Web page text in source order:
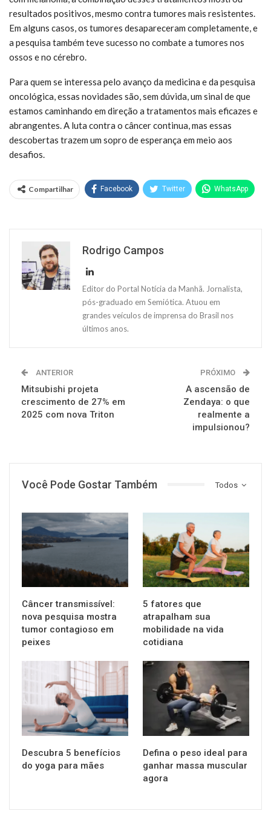
resultados positivos, mesmo contra tumores mais resistentes.
Em alguns casos, os tumores desapareceram completamente, e
a pesquisa também teve sucesso no combate a tumores nos
ossos e no cérebro.
Para quem se interessa pelo avanço da medicina e da pesquisa
oncológica, essas novidades são, sem dúvida, um sinal de que
estamos caminhando em direção a tratamentos mais eficazes e
abrangentes. A luta contra o câncer continua, mas essas
descobertas trazem um sopro de esperança em meio aos
desafios.
Compartilhar Facebook Twitter WhatsApp
Rodrigo Campos
Editor do Portal Notícia da Manhã. Jornalista,
pós-graduado em Semiótica. Atuou em
grandes veículos de imprensa do Brasil nos
últimos anos.
ANTERIOR
Mitsubishi projeta
crescimento de 27% em
2025 com nova Triton
PRÓXIMO
A ascensão de
Zendaya: o que
realmente a
impulsionou?
Todos
Você Pode Gostar Também
SAÚDE
Câncer transmissível:
nova pesquisa mostra
tumor contagioso em
peixes
5 fatores que
atrapalham sua
mobilidade na vida
cotidiana
Descubra 5 benefícios
do yoga para mães
SAÚDE
Defina o peso ideal para
ganhar massa muscular
agora